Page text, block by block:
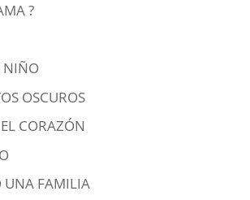
?
NIÑO
OSCUROS
CORAZÓN
UNA FAMILIA